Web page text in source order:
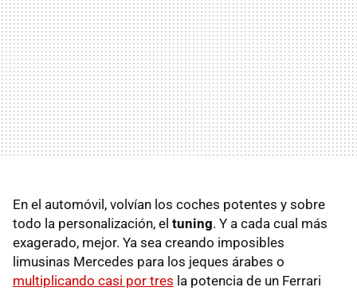
En el automóvil, volvían los coches potentes y sobre
todo la personalización, el tuning. Y a cada cual más
exagerado, mejor. Ya sea creando imposibles
limusinas Mercedes para los jeques árabes o
multiplicando casi por tres la potencia de un Ferrari